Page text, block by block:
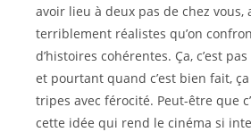
avoir lieu à deux pas de chez vous,
terriblement réalistes qu’on
d’histoires cohérentes. Ça, c’est
et pourtant quand c’est bien fait,
tripes avec férocité. Peut-être que
cette idée qui rend le cinéma si